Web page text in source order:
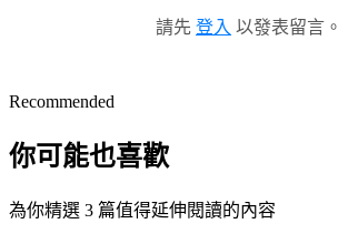
請先 登入 以發表留言。
Recommended
你可能也喜歡
為你精選 3 篇值得延伸閱讀的內容